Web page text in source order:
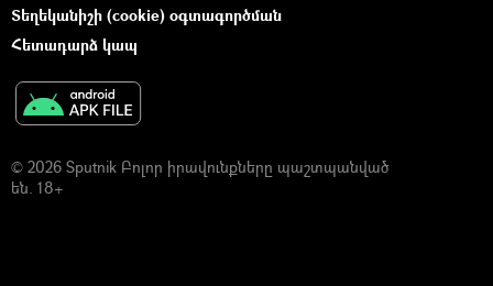
Տեղեկանիշի (cookie) օգտագործման
Հետադարձ կապ
© 2026 Sputnik Բոլոր իրավունքները պաշտպանված
են. 18+